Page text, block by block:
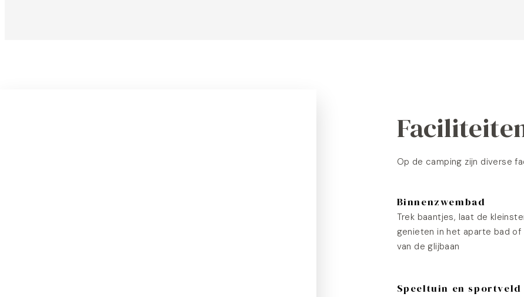
Op de camping zijn diverse
Binnenzwembad
Trek baantjes, laat de
genieten in het aparte bad
van de glijbaan
Speeltuin en sportveld